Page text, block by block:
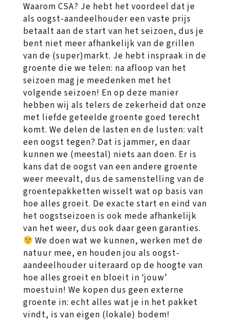
Waarom CSA? Je hebt het voordeel dat je
als oogst-aandeelhouder een vaste prijs
betaalt aan de start van het seizoen, dus je
bent niet meer afhankelijk van de grillen
van de (super)markt. Je hebt inspraak in de
groente die we telen: na afloop van het
seizoen mag je meedenken met het
volgende seizoen! En op deze manier
hebben wij als telers de zekerheid dat onze
met liefde geteelde groente goed terecht
komt. We delen de lasten en de lusten: valt
een oogst tegen? Dat is jammer, en daar
kunnen we (meestal) niets aan doen. Er is
kans dat de oogst van een andere groente
weer meevalt, dus de samenstelling van de
groentepakketten wisselt wat op basis van
hoe alles groeit. De exacte start en eind van
het oogstseizoen is ook mede afhankelijk
van het weer, dus ook daar geen garanties.
We doen wat we kunnen, werken met de
natuur mee, en houden jou als oogst-
aandeelhouder uiteraard op de hoogte van
hoe alles groeit en bloeit in ‘jouw’
moestuin! We kopen dus geen externe
groente in: echt alles wat je in het pakket
vindt, is van eigen (lokale) bodem!